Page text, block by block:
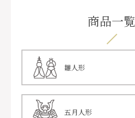
商品一覧
雛人形
五月人形